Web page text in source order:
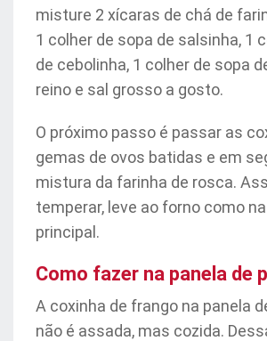
misture 2 xícaras de chá de
1 colher de sopa de salsinha, 1
de cebolinha, 1 colher de sopa
reino e sal grosso a gosto.
O próximo passo é passar as
gemas de ovos batidas e em
mistura da farinha de rosca.
temperar, leve ao forno como
principal.
Como fazer na panela de
A coxinha de frango na panela
não é assada, mas cozida.